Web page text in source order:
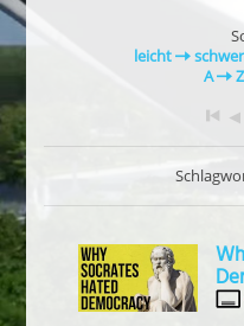
leicht
schwer
A
Z